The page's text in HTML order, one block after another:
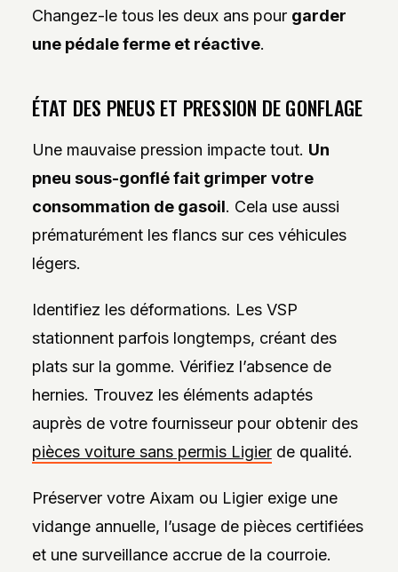
Changez-le tous les deux ans pour garder
une pédale ferme et réactive.
ÉTAT DES PNEUS ET PRESSION DE GONFLAGE
Une mauvaise pression impacte tout. Un
pneu sous-gonflé fait grimper votre
consommation de gasoil. Cela use aussi
prématurément les flancs sur ces véhicules
légers.
Identifiez les déformations. Les VSP
stationnent parfois longtemps, créant des
plats sur la gomme. Vérifiez l’absence de
hernies. Trouvez les éléments adaptés
auprès de votre fournisseur pour obtenir des
pièces voiture sans permis Ligierde qualité.
Préserver votre Aixam ou Ligier exige une
vidange annuelle, l’usage de pièces certifiées
et une surveillance accrue de la courroie.